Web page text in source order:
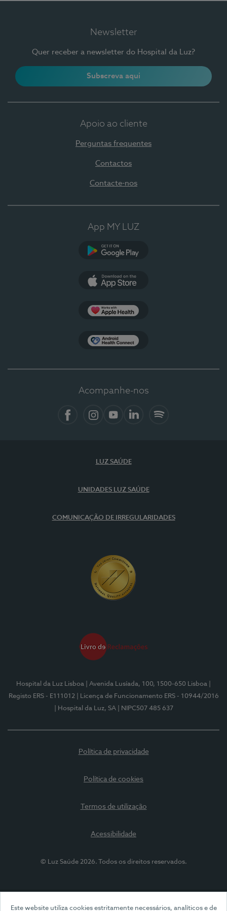
Este website utiliza cookies estritamente necessários, analíticos e de
Newsletter
Quer receber a newsletter do Hospital da Luz?
Subscreva aqui
Apoio ao cliente
Perguntas frequentes
Contactos
Contacte-nos
App MY LUZ
Acompanhe-nos
LUZ SAÚDE
UNIDADES LUZ SAÚDE
COMUNICAÇÃO DE IRREGULARIDADES
Hospital da Luz Lisboa | Avenida Lusíada, 100, 1500-650 Lisboa
Registo ERS - E111012
| Licença de Funcionamento ERS - 10944/2016
| Hospital da Luz, SA
| NIPC507 485 637
Política de privacidade
Política de cookies
Termos de utilização
Acessibilidade
© Luz Saúde 2026. Todos os direitos reservados.